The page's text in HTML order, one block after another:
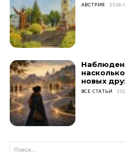
АВСТРИЯ 2026-
новых
ВСЕ СТАТЬИ
Поиск...